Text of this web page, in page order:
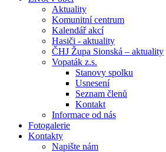
Aktuality
Komunitní centrum
Kalendář akcí
Hasiči - aktuality
ČHJ Župa Sionská – aktuality
Vopaták z.s.
Stanovy spolku
Usnesení
Seznam členů
Kontakt
Informace od nás
Fotogalerie
Kontakty
Napište nám